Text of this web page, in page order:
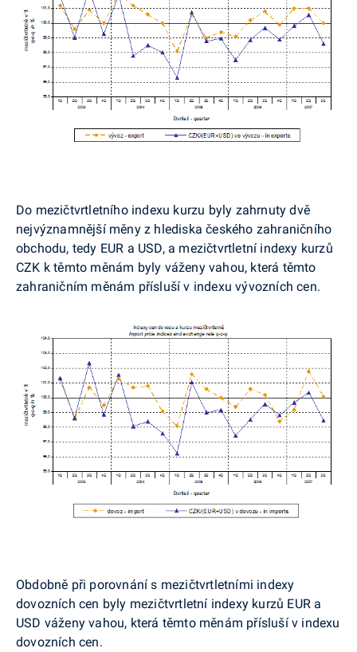
Do mezičtvrtletního indexu kurzu byly zahrnuty dvě
nejvýznamnější měny z hlediska českého zahraničního
obchodu, tedy EUR a USD, a mezičtvrtletní indexy kurzů
CZK k těmto měnám byly váženy vahou, která těmto
zahraničním měnám přísluší v indexu vývozních cen.
Obdobně při porovnání s mezičtvrtletními indexy
dovozních cen byly mezičtvrtletní indexy kurzů EUR a
USD váženy vahou, která těmto měnám přísluší v indexu
dovozních cen.